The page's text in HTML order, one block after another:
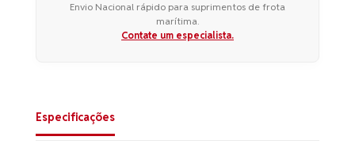
Envio Nacional rápido para suprimentos de frota
marítima.
Contate um especialista.
Especificações